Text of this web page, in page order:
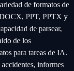
de formatos de
PPT, PPTX y
de parsear,
de los
para tareas de IA.
informes